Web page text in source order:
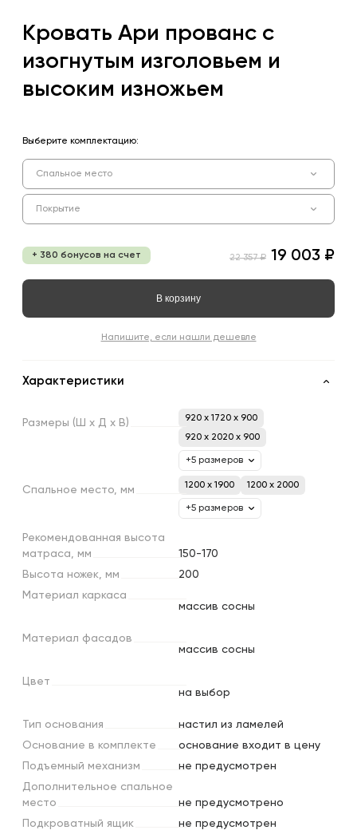
Кровать Ари прованс с
изогнутым изголовьем и
высоким изножьем
Выберите комплектацию:
Спальное место
Покрытие
+ 380 бонусов на счет 22 357 ₽ 19 003 ₽
В корзину
Напишите, если нашли дешевле
Характеристики
Размеры (Ш х Д х В)
920 x 1720 x 900
920 x 2020 x 900
+5 размеров
Спальное место, мм 1200 х 1900 1200 х 2000
+5 размеров
Рекомендованная высота
матраса, мм
150-170
Высота ножек, мм
200
Материал каркаса
массив сосны
Материал фасадов
массив сосны
Цвет
на выбор
Тип основания
настил из ламелей
Основание в комплекте
основание входит в цену
Подъемный механизм
не предусмотрен
Дополнительное спальное
место
не предусмотрено
Подкроватный ящик
не предусмотрен